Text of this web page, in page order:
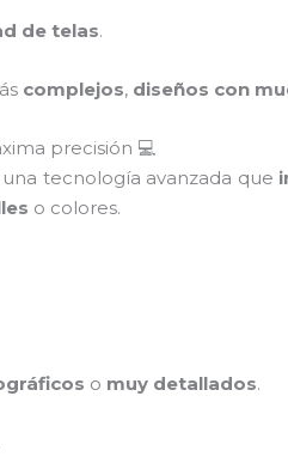
de telas.
complejos, diseños con
precisión 💻
una tecnología avanzada que
o colores.
o muy detallados.